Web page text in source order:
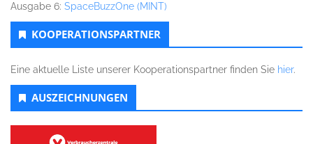
Ausgabe 6: SpaceBuzzOne (MINT)
KOOPERATIONSPARTNER
Eine aktuelle Liste unserer Kooperationspartner finden Sie hier.
AUSZEICHNUNGEN